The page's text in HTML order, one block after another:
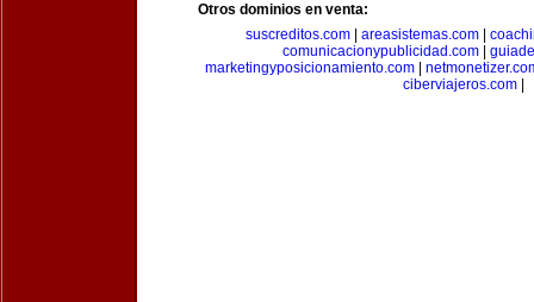
Otros dominios en venta:
suscreditos.com
areasistemas.com
comunicacionypublicidad.com
marketingyposicionamiento.com|
ciberviajeros.com